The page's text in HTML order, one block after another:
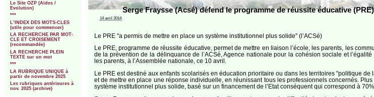
Le Site OZP (Aides /
Evolution)
***
L’INDEX DES MOTS-CLES
(utile pour commencer)
LA RECHERCHE PAR MOT-
CLE ET CROISEMENT
(recommandée)
LA RECHERCHE PLEIN
TEXTE sur un mot
***
LA RUBRIQUE UNIQUE à
partir de novembre 2025
Les rubriques antérieures à
nov. 2025 (archive)
Serge Fraysse (Acsé) défend le programme de réussite éducative
14 avril 2014
Le PRE "a permis de mettre en place un système institutionnel plus solide" (l’ACSé)
Le PRE, programme de réussite éducative, permet de mettre en liaison l’école, les parents, les
de la prévention de la délinquance de l’ACSé, Agence nationale pour la cohésion sociale et
les parents, à l’Assemblée nationale, ce 10 avril.
Le PRE est destiné aux enfants scolarisés en éducation prioritaire ou dans les territoires "politique
et de mettre en place une réponse individuelle, en réunissant tous les professionnels concernés.
système institutionnel plus solide, basé sur un financement de l’Etat conséquent qui correspond à